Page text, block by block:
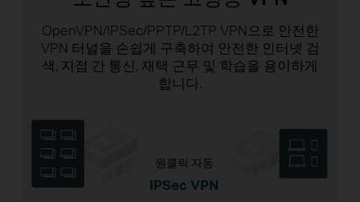
OpenVPN/IPSec/PPTP/L2TP VPN으로 안전한
VPN 터널을 손쉽게 구축하여 안전한 인터넷 검
색, 지점 간 통신, 재택 근무 및 학습을 용이하게
합니다.
IPSec VPN
원클릭 자동